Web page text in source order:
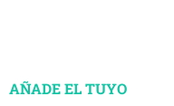
AÑADE EL TUYO